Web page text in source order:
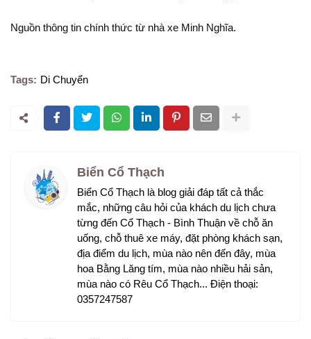
Nguồn thông tin chính thức từ nhà xe Minh Nghĩa.
Tags: Di Chuyển
Biển Cổ Thạch
Biển Cổ Thạch là blog giải đáp tất cả thắc
mắc, những câu hỏi của khách du lịch chưa
từng đến Cổ Thạch - Bình Thuận về chỗ ăn
uống, chỗ thuê xe máy, đặt phòng khách sạn,
địa điểm du lịch, mùa nào nên đến đây, mùa
hoa Bằng Lăng tím, mùa nào nhiều hải sản,
mùa nào có Rêu Cổ Thạch... Điện thoại:
0357247587